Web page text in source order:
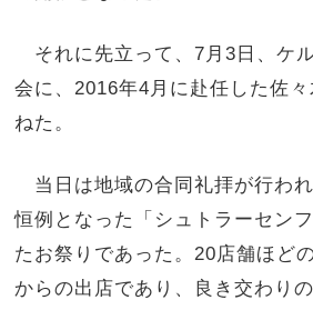
それに先立って、7月3日、ケ
会に、2016年4月に赴任した佐
ねた。
当日は地域の合同礼拝が行わ
恒例となった「シュトラーセン
たお祭りであった。20店舗ほど
からの出店であり、良き交わり